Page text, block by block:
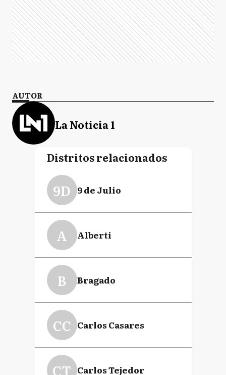
AUTOR
La Noticia 1
Distritos relacionados
9D 9 de Julio
A Alberti
B Bragado
CC Carlos Casares
CT Carlos Tejedor